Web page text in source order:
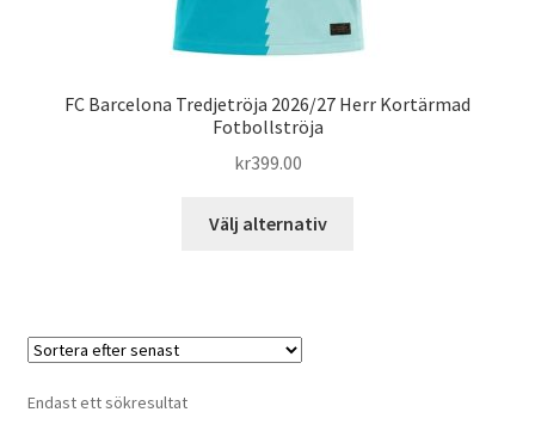
FC Barcelona Tredjetröja 2026/27 Herr Kortärmad
Fotbollströja
kr399.00
Välj alternativ
Endast ett sökresultat